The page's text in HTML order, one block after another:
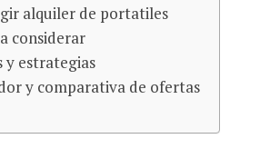
alquiler de portatiles
considerar
y estrategias
y comparativa de ofertas